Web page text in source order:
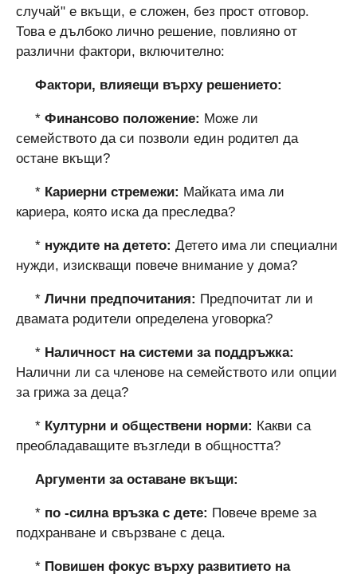
случай" е вкъщи, е сложен, без прост отговор.
Това е дълбоко лично решение, повлияно от
различни фактори, включително:
Фактори, влияещи върху решението:
* Финансово положение: Може ли
семейството да си позволи един родител да
остане вкъщи?
* Кариерни стремежи: Майката има ли
кариера, която иска да преследва?
* нуждите на детето: Детето има ли специални
нужди, изискващи повече внимание у дома?
* Лични предпочитания: Предпочитат ли и
двамата родители определена уговорка?
* Наличност на системи за поддръжка:
Налични ли са членове на семейството или опции
за грижа за деца?
* Културни и обществени норми: Какви са
преобладаващите възгледи в общността?
Аргументи за оставане вкъщи:
* по -силна връзка с дете: Повече време за
подхранване и свързване с деца.
* Повишен фокус върху развитието на